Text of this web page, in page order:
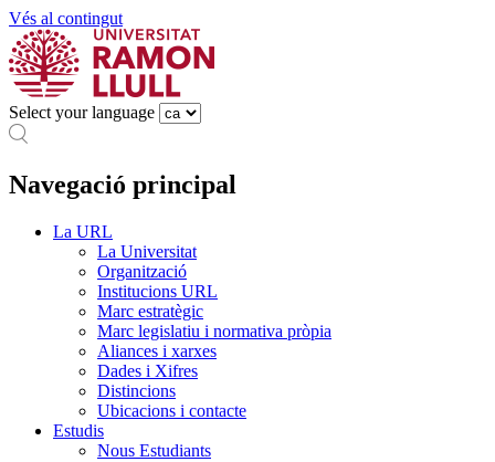
Vés al contingut
Select your language
Navegació principal
La URL
La Universitat
Organització
Institucions URL
Marc estratègic
Marc legislatiu i normativa pròpia
Aliances i xarxes
Dades i Xifres
Distincions
Ubicacions i contacte
Estudis
Nous Estudiants